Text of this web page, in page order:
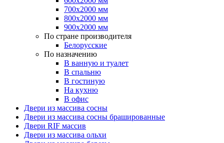
700х2000 мм
800х2000 мм
900х2000 мм
По стране производителя
Белорусские
По назначению
В ванную и туалет
В спальню
В гостиную
На кухню
В офис
Двери из массива сосны
Двери из массива сосны брашированные
Двери RIF массив
Двери из массива ольхи